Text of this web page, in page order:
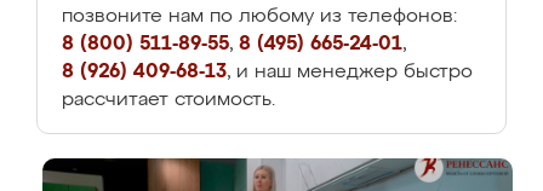
позвоните нам по любому из телефонов:
8 (800) 511-89-55, 8 (495) 665-24-01,
8 (926) 409-68-13, и наш менеджер быстро
рассчитает стоимость.